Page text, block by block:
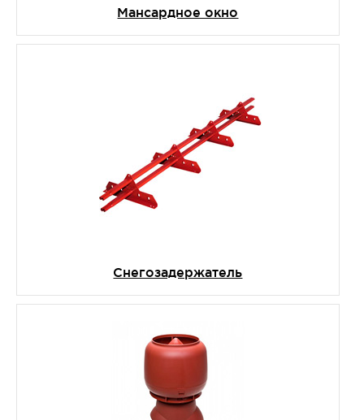
Мансардное окно
Снегозадержатель